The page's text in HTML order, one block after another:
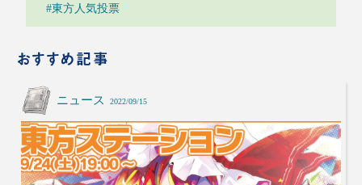
#東方人気投票
おすすめ記事
ニュース 2022/09/15